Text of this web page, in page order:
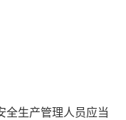
全生产管理人员应当